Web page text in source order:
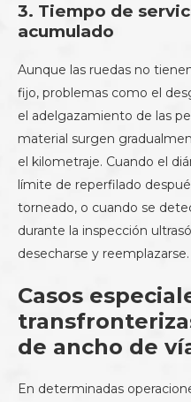
3. Tiempo de
acumulado
Aunque las ruedas no
fijo, problemas como el
el adelgazamiento de las
material surgen
el kilometraje. Cuando el
límite de reperfilado
torneado, o cuando se
durante la inspección
desecharse y reemplazarse.
Casos
de ancho de
En determinadas